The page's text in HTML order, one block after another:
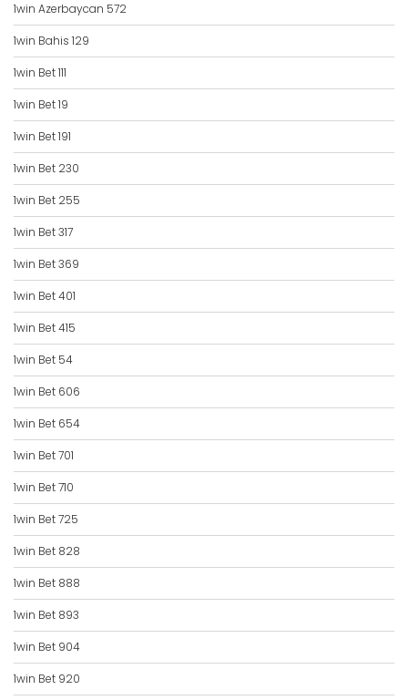
1win Azerbaycan 572
1win Bahis 129
1win Bet 111
1win Bet 19
1win Bet 191
1win Bet 230
1win Bet 255
1win Bet 317
1win Bet 369
1win Bet 401
1win Bet 415
1win Bet 54
1win Bet 606
1win Bet 654
1win Bet 701
1win Bet 710
1win Bet 725
1win Bet 828
1win Bet 888
1win Bet 893
1win Bet 904
1win Bet 920